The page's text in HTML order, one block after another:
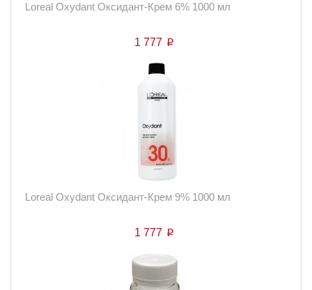
Loreal Oxydant Оксидант-Крем 6% 1000 мл
1 777 p
Loreal Oxydant Оксидант-Крем 9% 1000 мл
1 777 p